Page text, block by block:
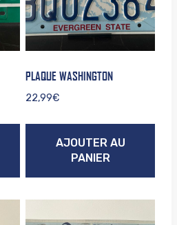
PLAQUE WASHINGTON
22,99€
AJOUTER AU
PANIER